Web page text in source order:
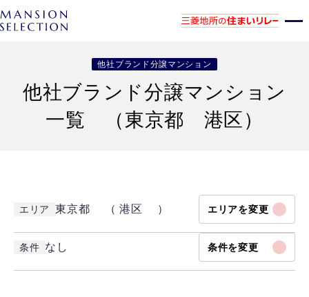
他社ブランド分譲マンション
他社ブランド分譲マンション
一覧 （東京都 港区）
エリア 東京都 （ 港区 ） エリアを変更
条件 なし 条件を変更